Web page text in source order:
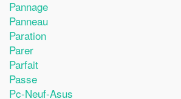
Pannage
Panneau
Paration
Parer
Parfait
Passe
Pc-Neuf-Asus